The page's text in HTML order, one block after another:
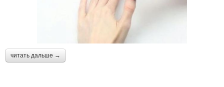
читать дальше →